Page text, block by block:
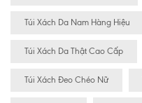
Túi Xách Da Nam Hàng Hiệu
Túi Xách Da Thật Cao Cấp
Túi Xách Đeo Chéo Nữ